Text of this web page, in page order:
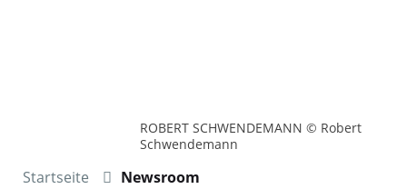
ROBERT SCHWENDEMANN © Robert
Schwendemann
Startseite Newsroom